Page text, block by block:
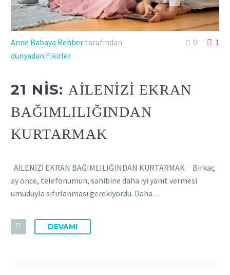
0 1
Anne Babaya Rehber tarafından
dünyadan Fikirler
21 NIS:AİLENİZİ EKRAN
BAĞIMLILIĞINDAN
KURTARMAK
AİLENİZİ EKRAN BAĞIMLILIĞINDAN KURTARMAK Birkaç
ay önce, telefonumun, sahibine daha iyi yanıt vermesi
umuduyla sıfırlanması gerekiyordu. Daha…
DEVAMI